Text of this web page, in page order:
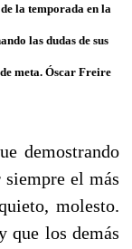
la temporada en la
las dudas de sus
meta. Óscar Freire
demostrando
el más
molesto.
que los demás